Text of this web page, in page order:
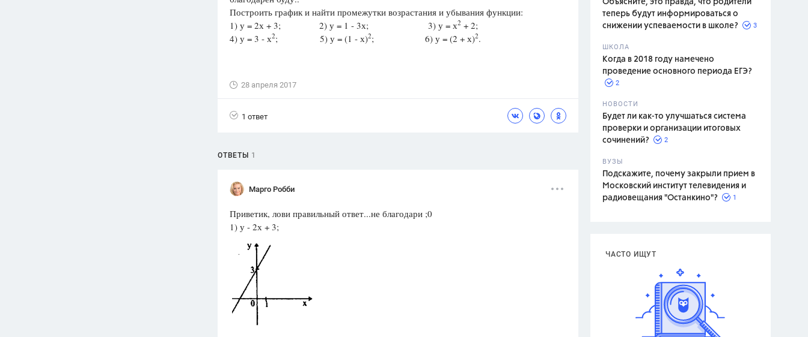
1752 ответа
Spotlight
ГИА
Цветков Л. А.
Психология
Объясните, это правда, что родители
теперь будут информироваться о
снижении успеваемости в школе?
3
ШКОЛА
Когда в 2018 году намечено
проведение основного периода ЕГЭ?
2
НОВОСТИ
Будет ли как-то улучшаться система
проверки и организации итоговых
сочинений?
2
ВУЗЫ
Подскажите, почему закрыли прием в
Московский институт телевидения и
радиовещания "Останкино"?
1
ЧАСТО ИЩУТ
Построить график и найти промежутки возрастания и убывания функции:
1) у = 2х + 3; 2) у = 1 - 3х; 3) у = х2 + 2;
4) у = 3 - х2; 5) у = (1 - х)2; 6) у = (2 + х)2.
28 апреля 2017
1 ответ
ОТВЕТЫ 1
Марго Робби
Приветик, лови правильный ответ...не благодари ;0
1) у - 2х + 3;